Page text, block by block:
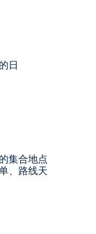
日
集合地点
、路线天